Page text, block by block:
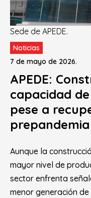
Sede de APEDE.
Noticias
7 de mayo de 2026.
APEDE:
capacidad
pese a
prepandemia
Aunque la
mayor nivel de
sector enfrenta
menor generación